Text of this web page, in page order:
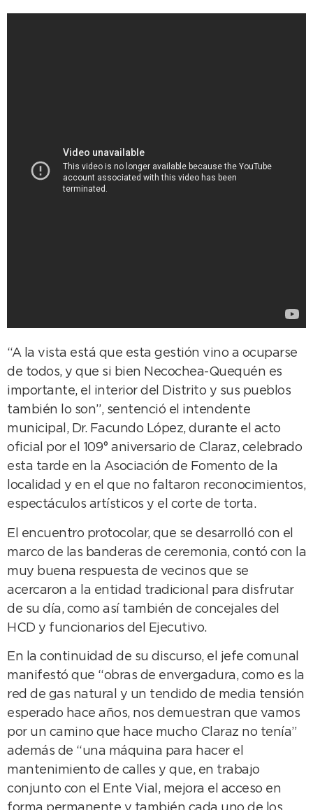
“A la vista está que esta gestión vino a ocuparse
de todos, y que si bien Necochea-Quequén es
importante, el interior del Distrito y sus pueblos
también lo son”, sentenció el intendente
municipal, Dr. Facundo López, durante el acto
oficial por el 109° aniversario de Claraz, celebrado
esta tarde en la Asociación de Fomento de la
localidad y en el que no faltaron reconocimientos,
espectáculos artísticos y el corte de torta.
El encuentro protocolar, que se desarrolló con el
marco de las banderas de ceremonia, contó con la
muy buena respuesta de vecinos que se
acercaron a la entidad tradicional para disfrutar
de su día, como así también de concejales del
HCD y funcionarios del Ejecutivo.
En la continuidad de su discurso, el jefe comunal
manifestó que “obras de envergadura, como es la
red de gas natural y un tendido de media tensión
esperado hace años, nos demuestran que vamos
por un camino que hace mucho Claraz no tenía”
además de “una máquina para hacer el
mantenimiento de calles y que, en trabajo
conjunto con el Ente Vial, mejora el acceso en